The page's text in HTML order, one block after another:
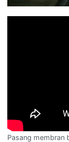
Pasang membran